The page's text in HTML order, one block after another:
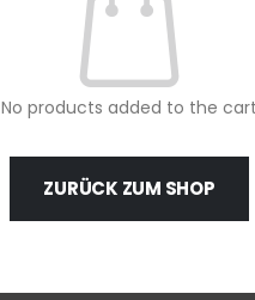
No products added to the cart
ZURÜCK ZUM SHOP